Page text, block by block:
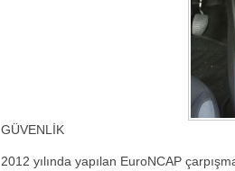
GÜVENLİK
2012 yılında yapılan EuroNCAP